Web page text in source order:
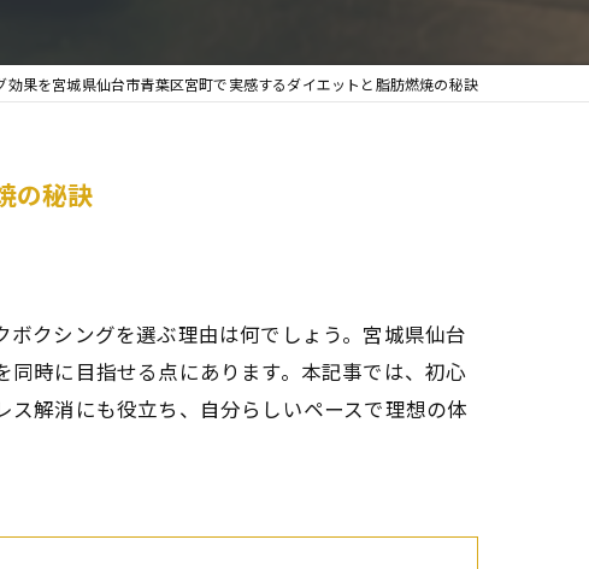
効果を宮城県仙台市青葉区宮町で実感するダイエットと脂肪燃焼の秘訣
の秘訣
クシングを選ぶ理由は何でしょう。宮城県仙台
時に目指せる点にあります。本記事では、初心
解消にも役立ち、自分らしいペースで理想の体